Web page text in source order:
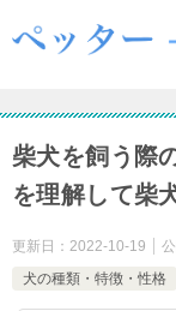
柴犬を飼う際
を理解して柴
更新日： 2022-10-19
犬の種類・特徴・性格